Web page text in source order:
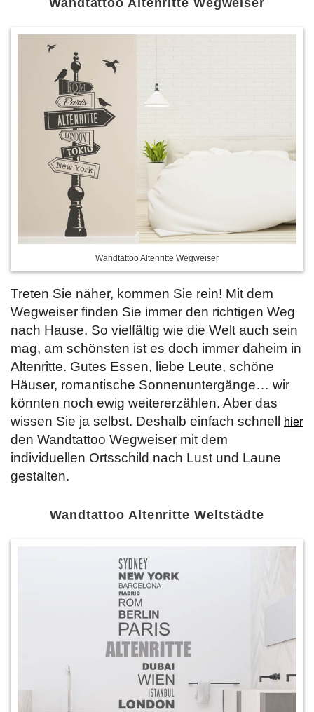
Wandtattoo Altenritte Wegweiser
Wandtattoo Altenritte Wegweiser
Treten Sie näher, kommen Sie rein! Mit dem
Wegweiser finden Sie immer den richtigen Weg
nach Hause. So vielfältig wie die Welt auch sein
mag, am schönsten ist es doch immer daheim in
Altenritte. Gutes Essen, liebe Leute, schöne
Häuser, romantische Sonnenuntergänge… wir
könnten noch ewig weitererzählen. Aber das
wissen Sie ja selbst. Deshalb einfach schnell hier
den Wandtattoo Wegweiser mit dem
individuellen Ortsschild nach Lust und Laune
gestalten.
Wandtattoo Altenritte Weltstädte